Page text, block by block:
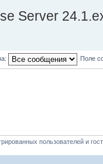
Server
Поле
пользователей и